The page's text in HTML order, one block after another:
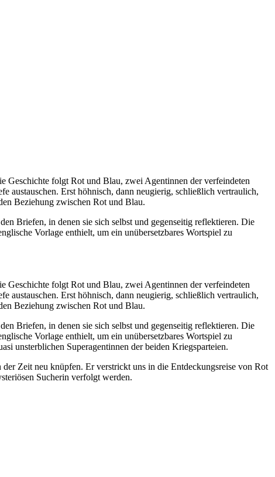
Geschichte folgt Rot und Blau, zwei Agentinnen der verfeindeten
austauschen. Erst höhnisch, dann neugierig, schließlich vertraulich,
Beziehung zwischen Rot und Blau.
Briefen, in denen sie sich selbst und gegenseitig reflektieren. Die
Vorlage enthielt, um ein unübersetzbares Wortspiel zu
Geschichte folgt Rot und Blau, zwei Agentinnen der verfeindeten
austauschen. Erst höhnisch, dann neugierig, schließlich vertraulich,
Beziehung zwischen Rot und Blau.
Briefen, in denen sie sich selbst und gegenseitig reflektieren. Die
Vorlage enthielt, um ein unübersetzbares Wortspiel zu
unsterblichen Superagentinnen der beiden Kriegsparteien.
Zeit neu knüpfen. Er verstrickt uns in die Entdeckungsreise von Rot
Sucherin verfolgt werden.